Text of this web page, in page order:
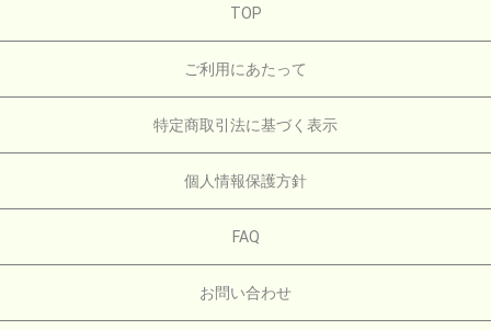
TOP
ご利用にあたって
特定商取引法に基づく表示
個人情報保護方針
FAQ
お問い合わせ